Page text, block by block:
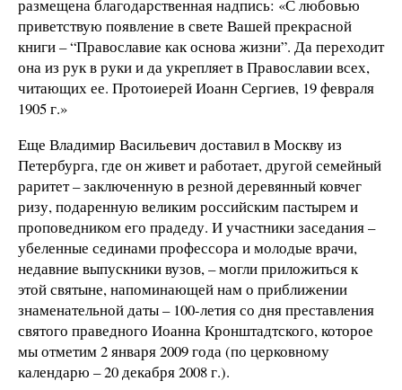
размещена благодарственная надпись: «С любовью
приветствую появление в свете Вашей прекрасной
книги – “Православие как основа жизни”. Да переходит
она из рук в руки и да укрепляет в Православии всех,
читающих ее. Протоиерей Иоанн Сергиев, 19 февраля
1905 г.»
Еще Владимир Васильевич доставил в Москву из
Петербурга, где он живет и работает, другой семейный
раритет – заключенную в резной деревянный ковчег
ризу, подаренную великим российским пастырем и
проповедником его прадеду. И участники заседания –
убеленные сединами профессора и молодые врачи,
недавние выпускники вузов, – могли приложиться к
этой святыне, напоминающей нам о приближении
знаменательной даты – 100-летия со дня преставления
святого праведного Иоанна Кронштадтского, которое
мы отметим 2 января 2009 года (по церковному
календарю – 20 декабря 2008 г.).